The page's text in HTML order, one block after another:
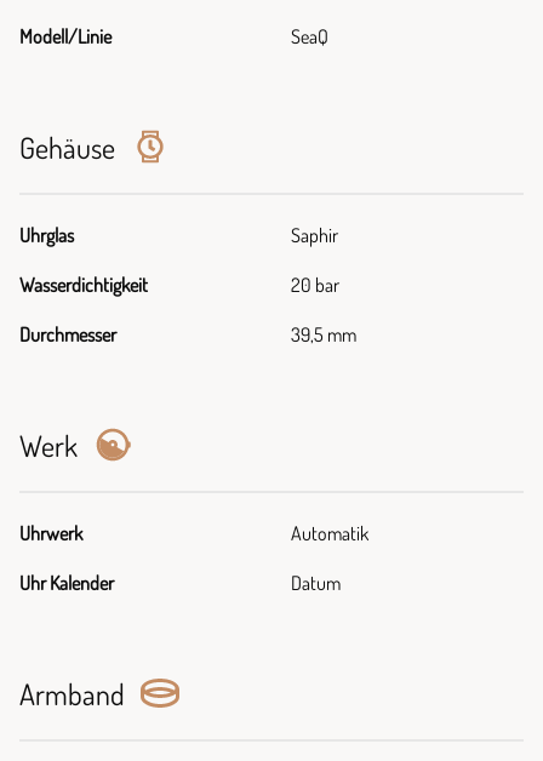
Modell/Linie SeaQ
Gehäuse
Uhrglas Saphir
Wasserdichtigkeit 20 bar
Durchmesser 39,5 mm
Werk
Uhrwerk Automatik
Uhr Kalender Datum
Armband